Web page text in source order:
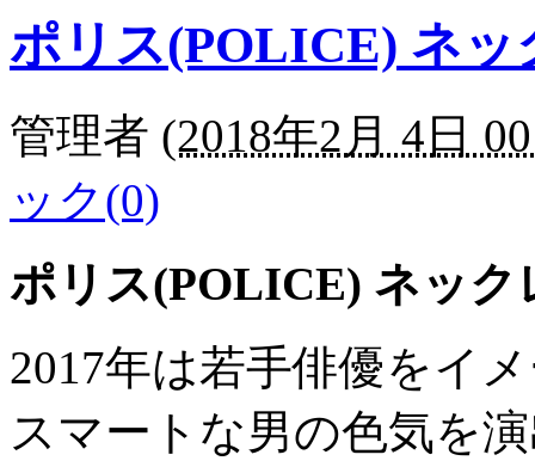
ポリス(POLICE) ネ
管理者 (2018年2月 4日
ック(0)
ポリス(POLICE) ネッ
2017年は若手俳優をイ
スマートな男の色気を